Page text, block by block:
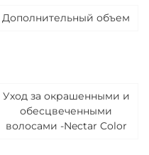
Дополнительный объем
Уход за окрашенными и
обесцвеченными
волосами -Nectar Color